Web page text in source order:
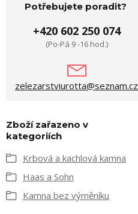
Potřebujete poradit?
+420 602 250 074
(Po-Pá 9 -16 hod.)
zelezarstviurotta@seznam.cz
Zboží zařazeno v
kategoriích
Krbová a kachlová kamna
Haas a Sohn
Kamna bez výměníku